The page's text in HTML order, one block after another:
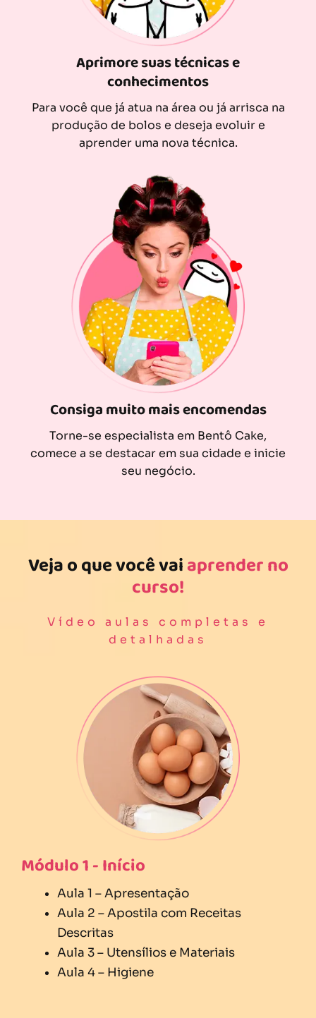
Aprimore suas técnicas e
conhecimentos
Para você que já atua na área ou já arrisca na
produção de bolos e deseja evoluir e
aprender uma nova técnica.
Consiga muito mais encomendas
Torne-se especialista em Bentô Cake,
comece a se destacar em sua cidade e inicie
seu negócio.
Veja o que você vaiaprender no
curso!
Vídeo aulas completas e
detalhadas
Módulo 1 - Início
Aula 1 – Apresentação
Aula 2 – Apostila com Receitas
Descritas
Aula 3 – Utensílios e Materiais
Aula 4 – Higiene